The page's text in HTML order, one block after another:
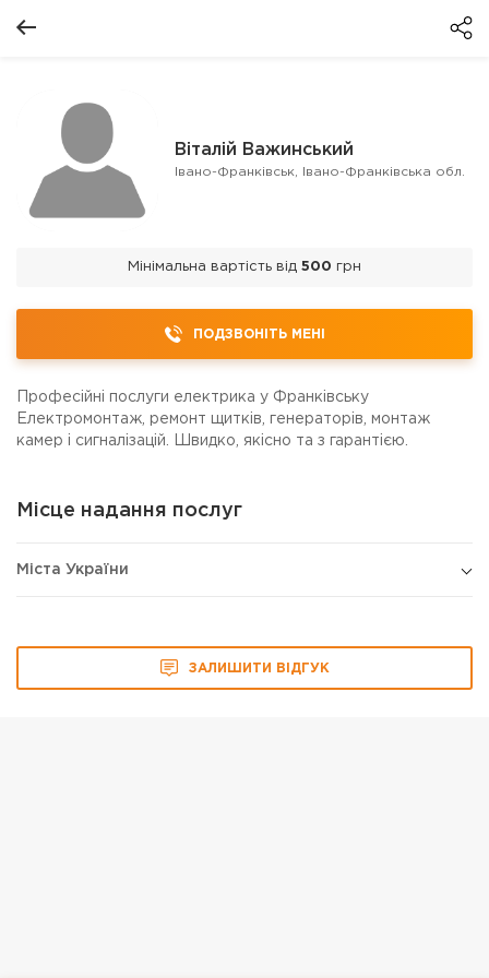
Віталій Важинський
Івано-Франківськ, Івано-Франківська обл.
Мінімальна вартість від 500 грн
ПОДЗВОНІТЬ МЕНІ
Професійні послуги електрика у Франківську
Електромонтаж, ремонт щитків, генераторів, монтаж
камер і сигналізацій. Швидко, якісно та з гарантією.
Місце надання послуг
Міста України
ЗАЛИШИТИ ВІДГУК